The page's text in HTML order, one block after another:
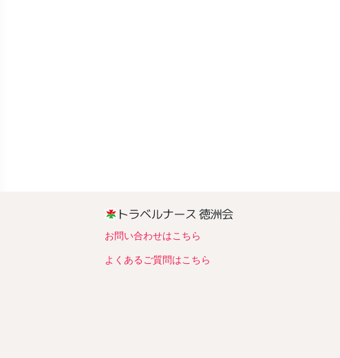
お問い合わせはこちら
よくあるご質問はこちら